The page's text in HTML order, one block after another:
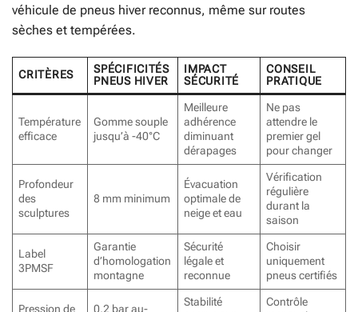
véhicule de pneus hiver reconnus, même sur routes
sèches et tempérées.
CRITÈRES
SPÉCIFICITÉS
PNEUS HIVER
IMPACT
SÉCURITÉ
CONSEIL
PRATIQUE
Température
efficace
Gomme souple
jusqu’à -40°C
Meilleure
adhérence
diminuant
dérapages
Ne pas
attendre le
premier gel
pour changer
Profondeur
des
sculptures
8 mm minimum
Évacuation
optimale de
neige et eau
Vérification
régulière
durant la
saison
Label
3PMSF
Garantie
d’homologation
montagne
Sécurité
légale et
reconnue
Choisir
uniquement
pneus certifiés
Pression de
0,2 bar au-
Stabilité
Contrôle